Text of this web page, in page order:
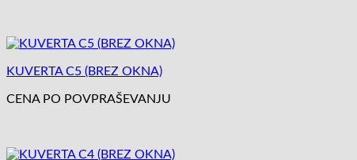
KUVERTA C5 (BREZ OKNA)
CENA PO POVPRAŠEVANJU